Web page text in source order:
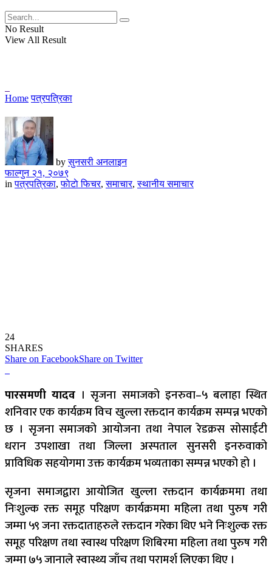
No Result
View All Result
Home पत्रपत्रिका
by सुनसरी अनलाइन
फाल्गुन २१, २०७९
in पत्रपत्रिका,फाेटाे फिचर,समाचार,स्थानीय समाचार
24
SHARES
Share on FacebookShare on Twitter
पारसमणी यादव । सृजना समाजको इनरुवा–५ बलाहा स्थित
शनिवार एक कार्यक्रम विच खुल्ला रक्तदान कार्यक्रम सम्पन्न भएको
छ । सृजना समाजको आयोजना तथा नेपाल रेडक्रस सोसाईटी
धरान उपशाखा तथा जिल्ला अस्पताल सुनसरी इनरुवाको
प्राविधिक सहयोगमा उक्त कार्यक्रम भव्यताका सम्पन्न भएको हो ।
सृजना समाजद्वारा आयोजित खुल्ला रक्तदान कार्यक्रममा तथा
निःशुल्क रक्त समूह परिक्षण कार्यक्रममा महिला तथा पुरुष गरी
जम्मा ५९ जना रक्तदाताहरुले रक्तदान गरेका थिए भने निःशुल्क रक्त
समूह परिक्षण तथा स्वास्थ परिक्षण शिबिरमा महिला तथा पुरुष गरी
जम्मा ७५ जानाले स्वास्थ्य जाँच तथा परामर्श लिएका थिए ।